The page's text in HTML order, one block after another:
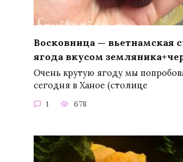
Восковница — вьетнамская
ягода вкусом
Очень крутую ягоду мы
сегодня в Ханое (столице
1 678